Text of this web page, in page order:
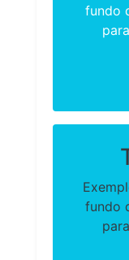
fundo
fundo